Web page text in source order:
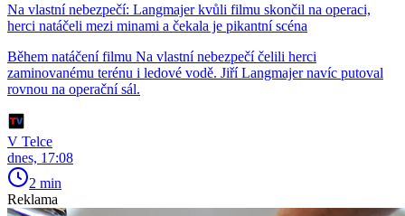
Na vlastní nebezpečí: Langmajer kvůli filmu skončil na operaci,
herci natáčeli mezi minami a čekala je pikantní scéna
Během natáčení filmu Na vlastní nebezpečí čelili herci
zaminovanému terénu i ledové vodě. Jiří Langmajer navíc putoval
rovnou na operační sál.
V Telce
dnes, 17:08
2 min
Reklama